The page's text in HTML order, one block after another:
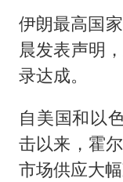
伊朗最高国
晨发表声明
录达成。
自美国和以
击以来，霍
市场供应大幅